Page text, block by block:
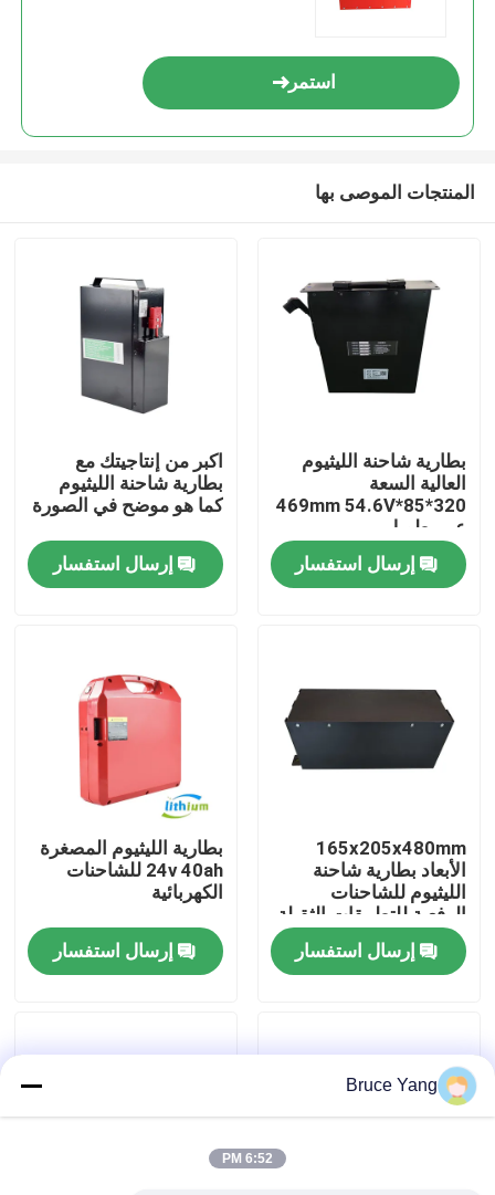
بيت
معلومات عنا
جولة في المعمل
اطلب اقتباس
بطارية الليثيوم رافعة شوكية
48 فولت بطارية ليثيوم أيون لفورت
استمر
المنتجات الموصى بها
بطارية شاحنة الليثيوم
العالية السعة
320*85*469mm 54.6V
عمر طويل
إرسال استفسار
اكبر من إنتاجيتك مع
بطارية شاحنة الليثيوم
كما هو موضح في الصورة
إرسال استفسار
165x205x480mm
الأبعاد بطارية شاحنة
الليثيوم للشاحنات
الرفعية للتطبيقات الثقيلة
إرسال استفسار
بطارية الليثيوم المصغرة
24v 40ah للشاحنات
الكهربائية
إرسال استفسار
Bruce Yang
6:52 PM